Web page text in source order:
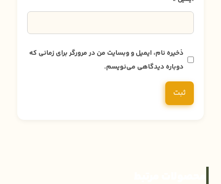
ذخیره نام، ایمیل و وبسایت من در مرورگر برای زمانی که
دوباره دیدگاهی می‌نویسم.